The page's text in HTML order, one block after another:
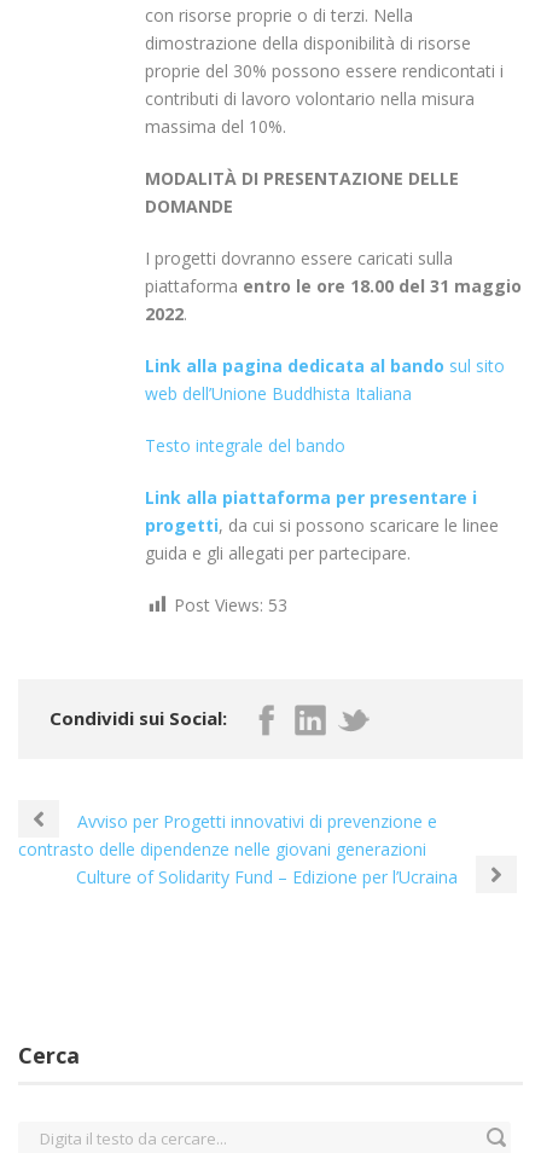
con risorse proprie o di terzi. Nella
dimostrazione della disponibilità di risorse
proprie del 30% possono essere rendicontati i
contributi di lavoro volontario nella misura
massima del 10%.
MODALITÀ DI PRESENTAZIONE DELLE
DOMANDE
I progetti dovranno essere caricati sulla
piattaforma entro le ore 18.00 del 31 maggio
2022.
Link alla pagina dedicata al bando sul sito
web dell’Unione Buddhista Italiana
Testo integrale del bando
Link alla piattaforma per presentare i
progetti, da cui si possono scaricare le linee
guida e gli allegati per partecipare.
Post Views: 53
Condividi sui Social:
Avviso per Progetti innovativi di prevenzione e
contrasto delle dipendenze nelle giovani generazioni
Culture of Solidarity Fund – Edizione per l’Ucraina
Cerca